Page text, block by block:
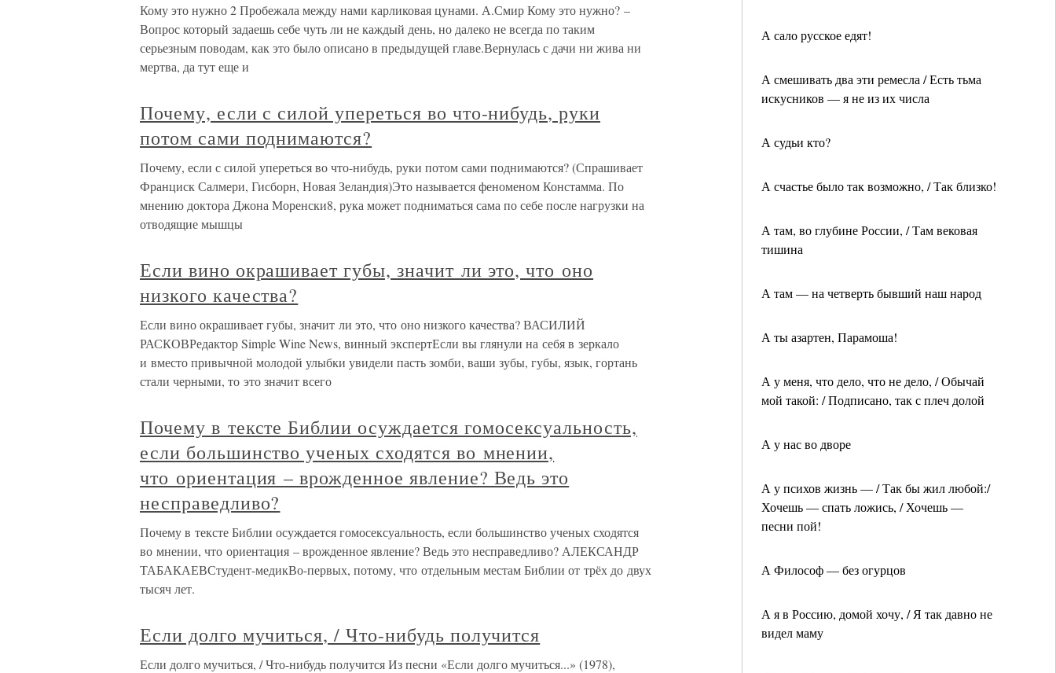
А сало русское едят!
А смешивать два эти ремесла / Есть тьма
искусников — я не из их числа
А судьи кто?
А счастье было так возможно, / Так близко!
А там, во глубине России, / Там вековая
тишина
А там — на четверть бывший наш народ
А ты азартен, Парамоша!
А у меня, что дело, что не дело, / Обычай
мой такой: / Подписано, так с плеч долой
А у нас во дворе
А у психов жизнь — / Так бы жил любой:/
Хочешь — спать ложись, / Хочешь —
песни пой!
А Философ — без огурцов
А я в Россию, домой хочу, / Я так давно не
видел маму
Кому это нужно 2 Пробежала между нами карликовая цунами. А.Смир Кому это нужно? –
Вопрос который задаешь себе чуть ли не каждый день, но далеко не всегда по таким
серьезным поводам, как это было описано в предыдущей главе.Вернулась с дачи ни жива ни
мертва, да тут еще и
Почему, если с силой упереться во что-нибудь, руки
потом сами поднимаются?
Почему, если с силой упереться во что-нибудь, руки потом сами поднимаются? (Спрашивает
Франциск Салмери, Гисборн, Новая Зеландия)Это называется феноменом Констамма. По
мнению доктора Джона Моренски8, рука может подниматься сама по себе после нагрузки на
отводящие мышцы
Если вино окрашивает губы, значит ли это, что оно
низкого качества?
Если вино окрашивает губы, значит ли это, что оно низкого качества? ВАСИЛИЙ
РАСКОВРедактор Simple Wine News, винный экспертЕсли вы глянули на себя в зеркало
и вместо привычной молодой улыбки увидели пасть зомби, ваши зубы, губы, язык, гортань
стали черными, то это значит всего
Почему в тексте Библии осуждается гомосексуальность,
если большинство ученых сходятся во мнении,
что ориентация – врожденное явление? Ведь это
несправедливо?
Почему в тексте Библии осуждается гомосексуальность, если большинство ученых сходятся
во мнении, что ориентация – врожденное явление? Ведь это несправедливо? АЛЕКСАНДР
ТАБАКАЕВСтудент-медикВо-первых, потому, что отдельным местам Библии от трёх до двух
тысяч лет.
Если долго мучиться, / Что-нибудь получится
Если долго мучиться, / Что-нибудь получится Из песни «Если долго мучиться...» (1978),